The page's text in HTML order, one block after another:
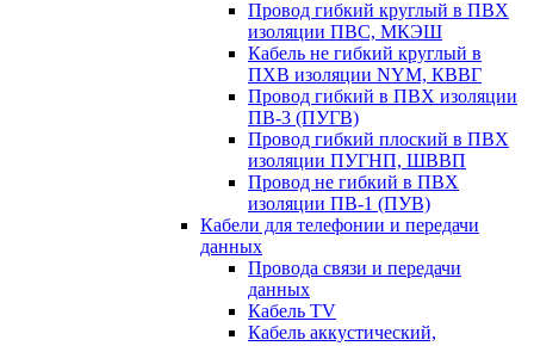
Провод гибкий круглый в ПВХ
изоляции ПВС, МКЭШ
Кабель не гибкий круглый в
ПХВ изоляции NYM, КВВГ
Провод гибкий в ПВХ изоляции
ПВ-3 (ПУГВ)
Провод гибкий плоский в ПВХ
изоляции ПУГНП, ШВВП
Провод не гибкий в ПВХ
изоляции ПВ-1 (ПУВ)
Кабели для телефонии и передачи
данных
Провода связи и передачи
данных
Кабель TV
Кабель аккустический,